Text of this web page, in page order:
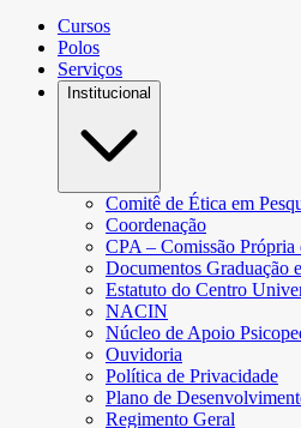
Cursos
Polos
Serviços
Institucional
Comitê de Ética em
Coordenação
CPA – Comissão Própria
Documentos Graduação
Estatuto do Centro
NACIN
Núcleo de Apoio
Ouvidoria
Política de Privacidade
Plano de
Regimento Geral